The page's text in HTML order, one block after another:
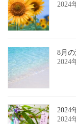
2024
8月
2024
2024
2024